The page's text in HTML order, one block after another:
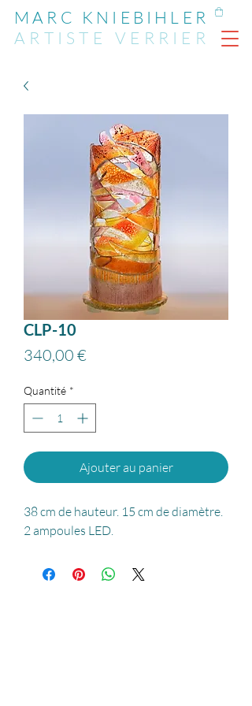
MARC KNIEBIHLER
ARTIST EVERRIER
CLP-10
340,00 €
Quantité *
Ajouter au panier
38 cm de hauteur. 15 cm de diamètre.
2 ampoules LED.